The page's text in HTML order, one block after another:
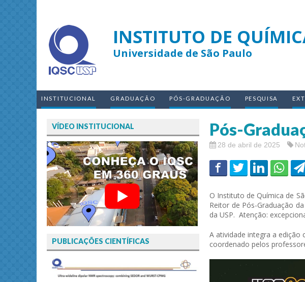
INSTITUTO DE
Universidade de São Paulo
INSTITUCIONAL GRADUAÇÃO PÓS-GRADUAÇÃO PESQUISA
Pós-
28 de abril de 2025
O Instituto de Química de
Reitor de Pós-Graduação
da USP. Atenção:
A atividade integra a edição
coordenado pelos
VÍDEO INSTITUCIONAL
PUBLICAÇÕES CIENTÍFICAS